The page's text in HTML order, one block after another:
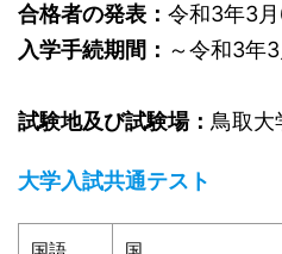
合格者の発表： 令和3年3月
入学手続期間： ～令和3年3
試験地及び試験場： 鳥取大
大学入試共通テスト